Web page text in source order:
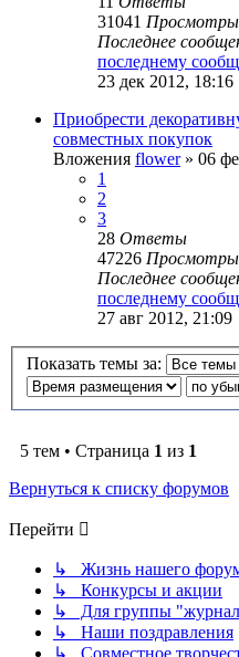
31041 Просмотры
Последнее
последнему
23 дек 2012, 18:16
Приобрести
совместных покупок
Вложения flower» 06
1
2
3
28 Ответы
47226 Просмотры
Последнее
последнему
27 авг 2012, 21:09
Показать темы за:
5 тем • Страница 1 из 1
Вернуться к списку форумов
Перейти
↳ Жизнь нашего
↳ Конкурсы и акции
↳ Для группы
↳ Наши поздравления